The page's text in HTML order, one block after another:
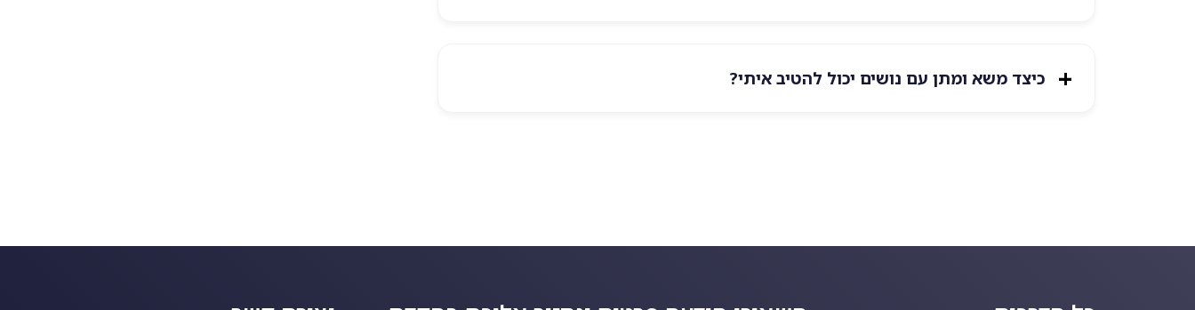
כיצד משא ומתן עם נושים יכול להטיב איתי?